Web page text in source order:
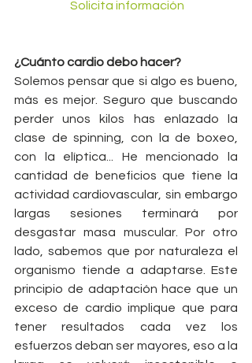
      Solicita información
¿Cuánto cardio debo hacer?
Solemos pensar que si algo es bueno,
más es mejor. Seguro que buscando
perder unos kilos has enlazado la
clase de spinning, con la de boxeo,
con la elíptica... He mencionado la
cantidad de beneficios que tiene la
actividad cardiovascular, sin embargo
largas sesiones terminará por
desgastar masa muscular. Por otro
lado, sabemos que por naturaleza el
organismo tiende a adaptarse. Este
principio de adaptación hace que un
exceso de cardio implique que para
tener resultados cada vez los
esfuerzos deban ser mayores, eso a la